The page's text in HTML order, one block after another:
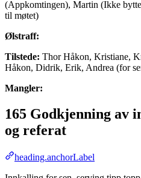
(Appkomtingen), Martin (Ikke
til møtet)
Ølstraff:
Tilstede: Thor Håkon, Kristiane,
Håkon, Didrik, Erik, Andrea (for
Mangler:
165 Godkjenning av
og referat
heading.anchorLabel